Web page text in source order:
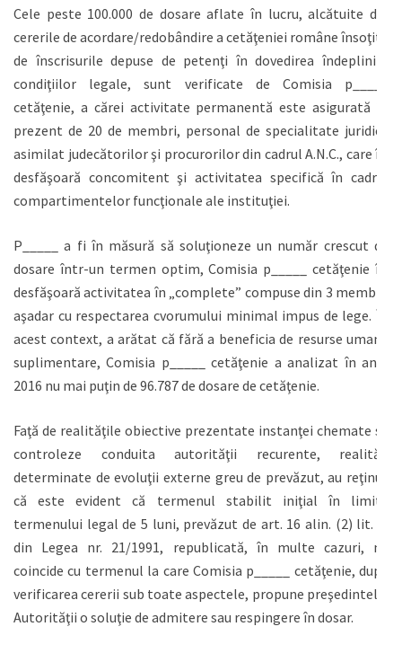
Cele peste 100.000 de dosare aflate în lucru, alcătuite din
cererile de acordare/redobândire a cetăţeniei române însoţite
de înscrisurile depuse de petenţi în dovedirea îndeplinirii
condiţiilor legale, sunt verificate de Comisia p_____
cetăţenie, a cărei activitate permanentă este asigurată în
prezent de 20 de membri, personal de specialitate juridică
asimilat judecătorilor şi procurorilor din cadrul A.N.C., care îşi
desfăşoară concomitent şi activitatea specifică în cadrul
compartimentelor funcţionale ale instituţiei.
P_____ a fi în măsură să soluţioneze un număr crescut de
dosare într-un termen optim, Comisia p_____ cetăţenie îşi
desfăşoară activitatea în „complete” compuse din 3 membri,
aşadar cu respectarea cvorumului minimal impus de lege. În
acest context, a arătat că fără a beneficia de resurse umane
suplimentare, Comisia p_____ cetăţenie a analizat în anul
2016 nu mai puţin de 96.787 de dosare de cetăţenie.
Faţă de realităţile obiective prezentate instanţei chemate să
controleze conduita autorităţii recurente, realităţi
determinate de evoluţii externe greu de prevăzut, au reţinut
că este evident că termenul stabilit iniţial în limita
termenului legal de 5 luni, prevăzut de art. 16 alin. (2) lit. c)
din Legea nr. 21/1991, republicată, în multe cazuri, nu
coincide cu termenul la care Comisia p_____ cetăţenie, după
verificarea cererii sub toate aspectele, propune preşedintelui
Autorităţii o soluţie de admitere sau respingere în dosar.